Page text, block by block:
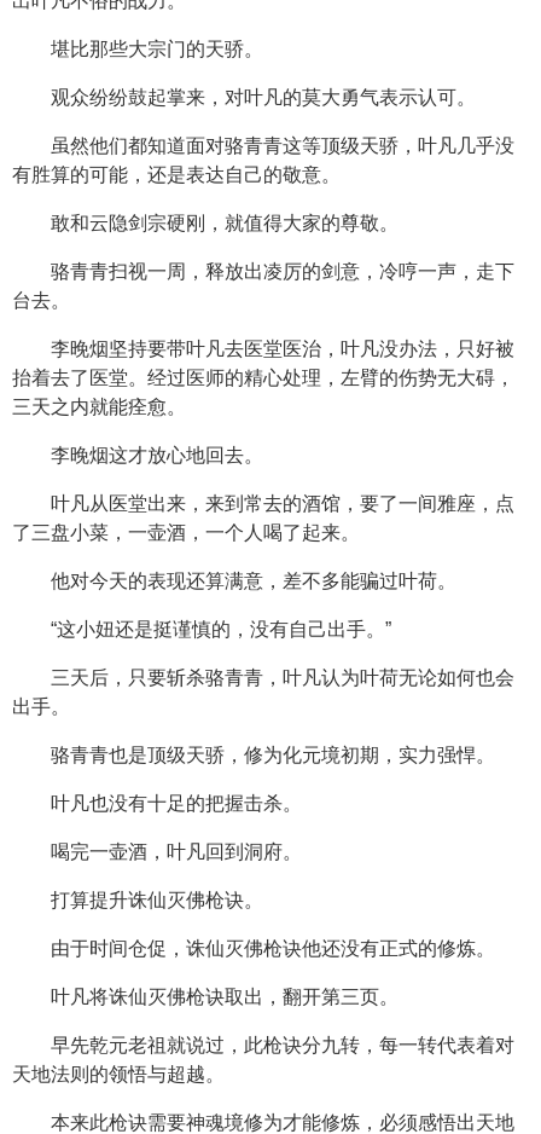
堪比那些大宗门的天骄。
观众纷纷鼓起掌来，对叶凡的莫大勇气表示认可。
虽然他们都知道面对骆青青这等顶级天骄，叶凡几乎没
有胜算的可能，还是表达自己的敬意。
敢和云隐剑宗硬刚，就值得大家的尊敬。
骆青青扫视一周，释放出凌厉的剑意，冷哼一声，走下
台去。
李晚烟坚持要带叶凡去医堂医治，叶凡没办法，只好被
抬着去了医堂。经过医师的精心处理，左臂的伤势无大碍，
三天之内就能痊愈。
李晚烟这才放心地回去。
叶凡从医堂出来，来到常去的酒馆，要了一间雅座，点
了三盘小菜，一壶酒，一个人喝了起来。
他对今天的表现还算满意，差不多能骗过叶荷。
“这小妞还是挺谨慎的，没有自己出手。”
三天后，只要斩杀骆青青，叶凡认为叶荷无论如何也会
出手。
骆青青也是顶级天骄，修为化元境初期，实力强悍。
叶凡也没有十足的把握击杀。
喝完一壶酒，叶凡回到洞府。
打算提升诛仙灭佛枪诀。
由于时间仓促，诛仙灭佛枪诀他还没有正式的修炼。
叶凡将诛仙灭佛枪诀取出，翻开第三页。
早先乾元老祖就说过，此枪诀分九转，每一转代表着对
天地法则的领悟与超越。
本来此枪诀需要神魂境修为才能修炼，必须感悟出天地